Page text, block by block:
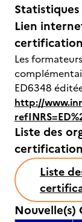
Statistiques
Lien
Les
ED6348
http://
Liste des
Liste